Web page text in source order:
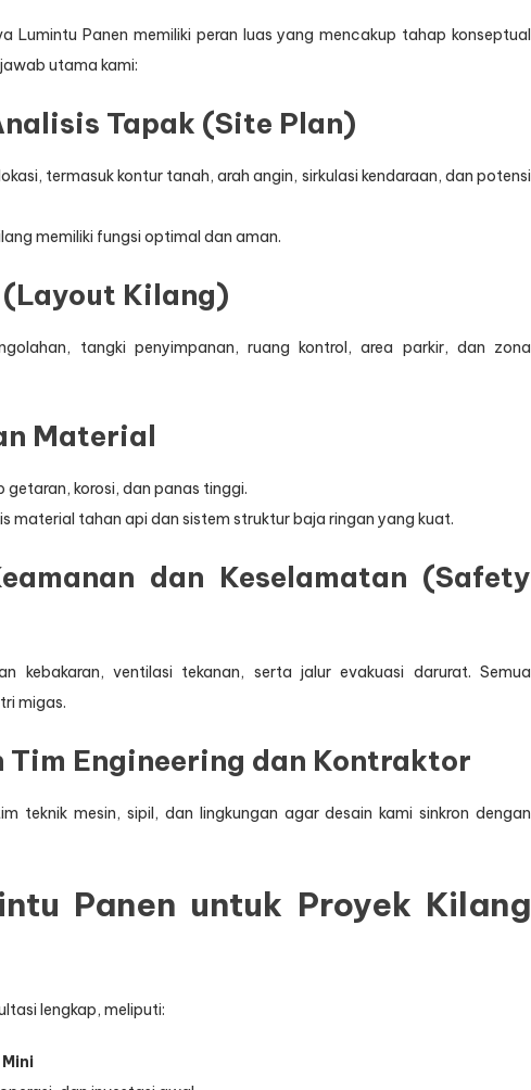
Lumintu Panen memiliki peran luas yang mencakup tahap konseptual
utama kami:
Tapak (Site Plan)
termasuk kontur tanah, arah angin, sirkulasi kendaraan, dan potensi
memiliki fungsi optimal dan aman.
Kilang)
tangki penyimpanan, ruang kontrol, area parkir, dan zona
Material
korosi, dan panas tinggi.
material tahan api dan sistem struktur baja ringan yang kuat.
dan Keselamatan (Safety
kebakaran, ventilasi tekanan, serta jalur evakuasi darurat. Semua
migas.
Tim Engineering dan Kontraktor
teknik mesin, sipil, dan lingkungan agar desain kami sinkron dengan
Panen untuk Proyek Kilang
lengkap, meliputi: